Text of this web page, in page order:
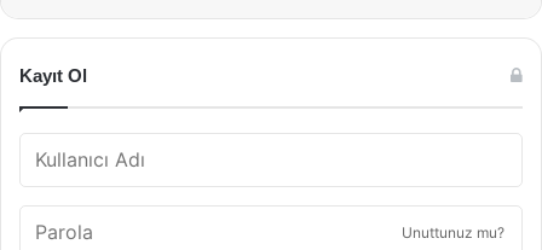
Kayıt Ol
Unuttunuz mu?